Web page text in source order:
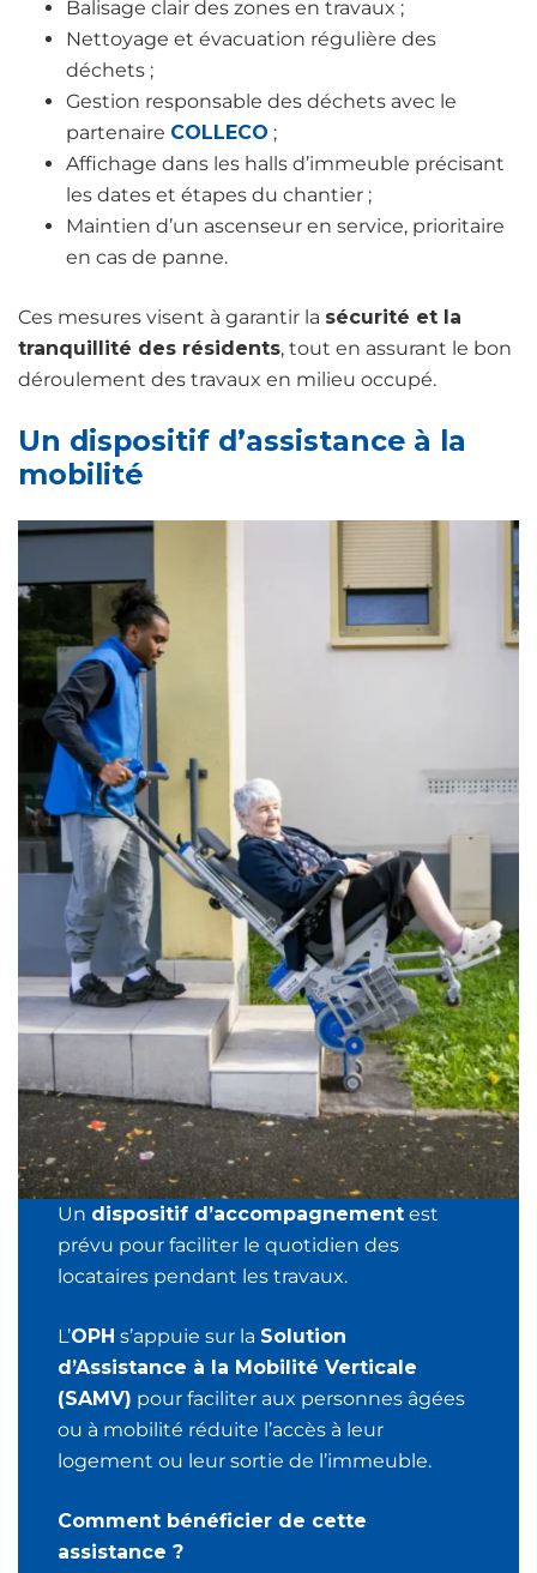
Balisage clair des zones en travaux ;
Nettoyage et évacuation régulière des
déchets ;
Gestion responsable des déchets avec le
partenaire COLLECO ;
Affichage dans les halls d’immeuble précisant
les dates et étapes du chantier ;
Maintien d’un ascenseur en service, prioritaire
en cas de panne.
Ces mesures visent à garantir la sécurité et la
tranquillité des résidents, tout en assurant le bon
déroulement des travaux en milieu occupé.
Un dispositif d’assistance à la
mobilité
Un dispositif d’accompagnement est
prévu pour faciliter le quotidien des
locataires pendant les travaux.
L’OPH s’appuie sur la Solution
d’Assistance à la Mobilité Verticale
(SAMV) pour faciliter aux personnes âgées
ou à mobilité réduite l’accès à leur
logement ou leur sortie de l’immeuble.
Comment bénéficier de cette
assistance ?